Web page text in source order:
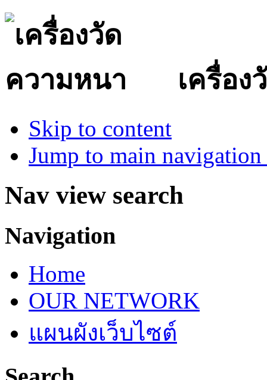
เครื่อ
Skip to content
Jump to main
Nav view search
Navigation
Home
OUR NETWORK
แผนผังเว็บไซต์